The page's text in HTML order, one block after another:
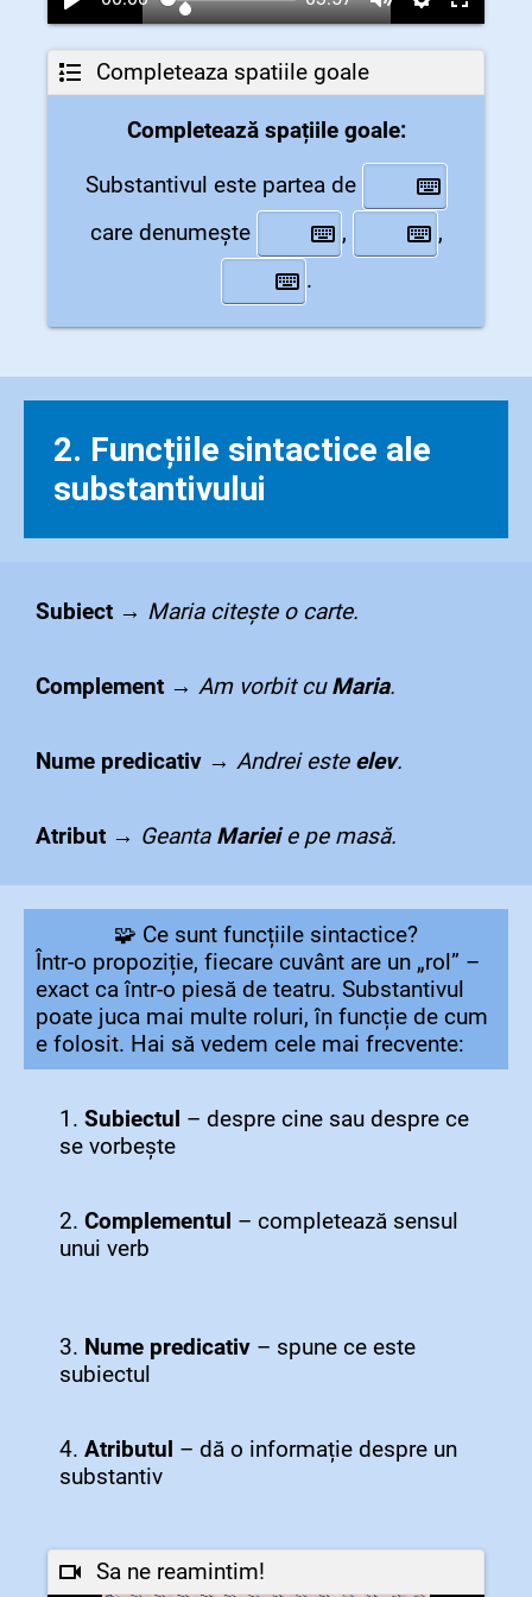
Completeaza spatiile goale
Completează spațiile goale:
Substantivul este partea de
care denumește
,
,
.
2. Funcțiile sintactice ale
substantivului
Subiect → Maria citește o carte.
Complement → Am vorbit cuMaria.
Nume predicativ → Andrei este elev.
Atribut → Geanta Marieie pe masă.
🧩 Ce sunt funcțiile sintactice?
Într-o propoziție, fiecare cuvânt are un „rol” –
exact ca într-o piesă de teatru. Substantivul
poate juca mai multe roluri, în funcție de cum
e folosit. Hai să vedem cele mai frecvente:
1. Subiectul – despre cine sau despre ce
se vorbește
2. Complementul – completează sensul
unui verb
3. Nume predicativ – spune ce este
subiectul
4. Atributul – dă o informație despre un
substantiv
Sa ne reamintim!